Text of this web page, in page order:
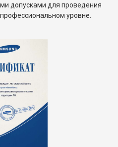
допусками для проведения
уровне.